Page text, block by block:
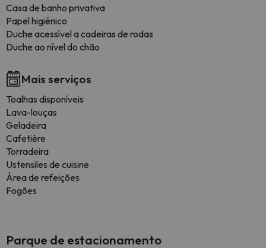
Casa de banho privativa
Papel higiénico
Duche acessível a cadeiras de rodas
Duche ao nível do chão
Mais serviços
Toalhas disponíveis
Lava-louças
Geladeira
Cafetière
Torradeira
Ustensiles de cuisine
Área de refeições
Fogões
Parque de estacionamento